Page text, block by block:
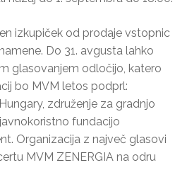
izkupiček od prodaje vstopnic
Do 31. avgusta lahko
glasovanjem odločijo, katero
bo MVM letos podprl:
združenje za gradnjo
fundacijo
Organizacija z največ glasovi
MVM ZENERGIA na odru